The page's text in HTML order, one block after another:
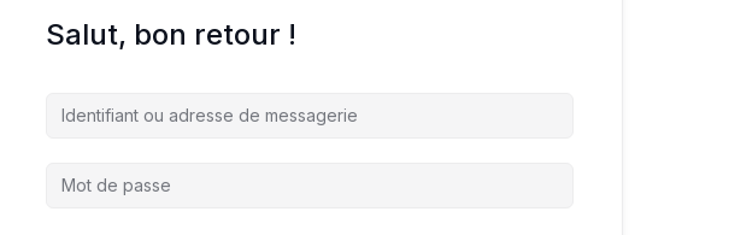
Salut, bon retour !